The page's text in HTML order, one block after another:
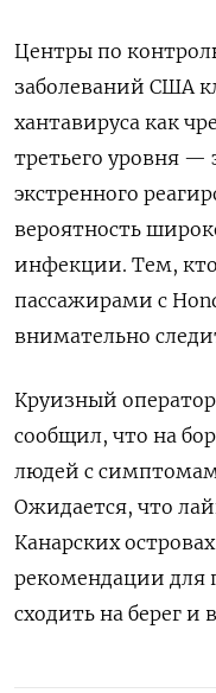
Центры по
заболеваний США
хантавируса как
третьего уровня —
экстренного
вероятность
инфекции. Тем,
пассажирами с
внимательно
Круизный оператор
сообщил, что на
людей с
Ожидается, что
Канарских
рекомендации для
сходить на берег и